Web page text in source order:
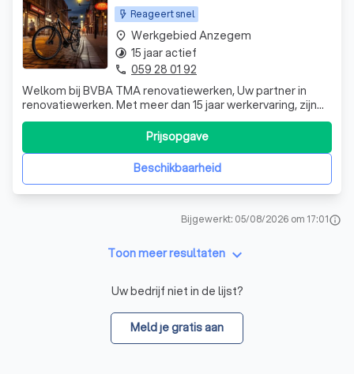
Reageert snel
Welkom bij BVBA TMA renovatiewerken, Uw partner in
renovatiewerken. Met meer dan 15 jaar werkervaring, zijn
wij gespecialiseerd in pleister-, plamuur en
schilderwerken. Eveneens doen wij betegeling, centrale
verwarming, dak- en electriciteitswerken. De tevredenheid
van de klant voor de uitgevoerde
Beschikbaarheid
Prijsopgave
place Werkgebied Anzegem
timelapse 15 jaar actief
phone 059 28 01 92
Bijgewerkt: 05/08/2026 om 17:01info
Toon meer resultaten keyboard_arrow_down
Uw bedrijf niet in de lijst?
Meld je gratis aan